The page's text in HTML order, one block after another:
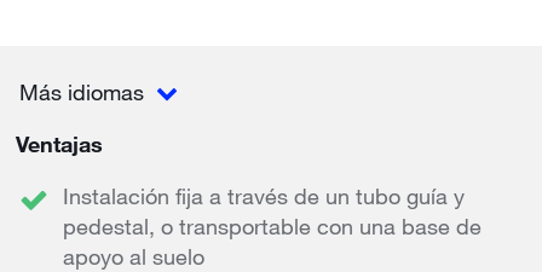
Más idiomas
Ventajas
Instalación fija a través de un tubo guía y
pedestal, o transportable con una base de
apoyo al suelo